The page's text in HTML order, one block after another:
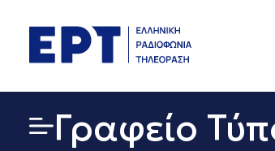
περιεχόμενο
Γραφείο